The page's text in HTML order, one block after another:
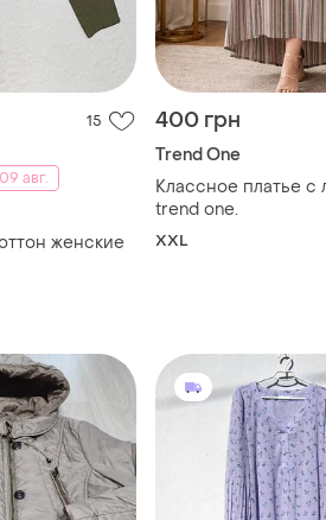
15
авг.
женские
400 грн
Trend One
Классное платье с
trend one.
XXL